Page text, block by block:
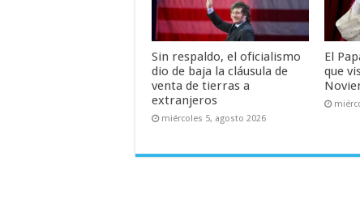
Sin respaldo, el oficialismo
dio de baja la cláusula de
venta de tierras a
extranjeros
miércoles 5, agosto 2026
El
que